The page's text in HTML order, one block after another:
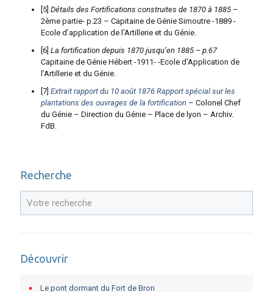
[5] Détails des Fortifications construites de 1870 à 1885–
2ème partie- p.23 – Capitaine de Génie Simoutre -1889 -
Ecole d’application de l’Artillerie et du Génie.
[6] La fortification depuis 1870 jusqu’en 1885 – p.67
Capitaine de Génie Hébert -1911- -Ecole d’Application de
l’Artillerie et du Génie.
[7] Extrait rapport du 10 août 1876 Rapport spécial sur les
plantations des ouvrages de la fortification – Colonel Chef
du Génie – Direction du Génie – Place de lyon – Archiv.
FdB.
Recherche
Découvrir
Le pont dormant du Fort de Bron